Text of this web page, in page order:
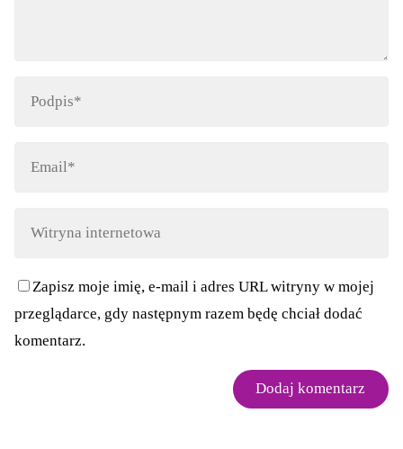
Zapisz moje imię, e-mail i adres URL witryny w mojej
przeglądarce, gdy następnym razem będę chciał dodać
komentarz.